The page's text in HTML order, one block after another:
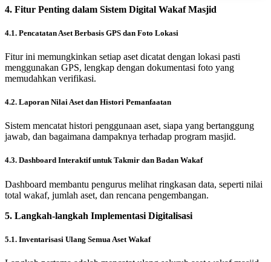
4. Fitur Penting dalam Sistem Digital Wakaf Masjid
4.1. Pencatatan Aset Berbasis GPS dan Foto Lokasi
Fitur ini memungkinkan setiap aset dicatat dengan lokasi pasti
menggunakan GPS, lengkap dengan dokumentasi foto yang
memudahkan verifikasi.
4.2. Laporan Nilai Aset dan Histori Pemanfaatan
Sistem mencatat histori penggunaan aset, siapa yang bertanggung
jawab, dan bagaimana dampaknya terhadap program masjid.
4.3. Dashboard Interaktif untuk Takmir dan Badan Wakaf
Dashboard membantu pengurus melihat ringkasan data, seperti nilai
total wakaf, jumlah aset, dan rencana pengembangan.
5. Langkah-langkah Implementasi Digitalisasi
5.1. Inventarisasi Ulang Semua Aset Wakaf